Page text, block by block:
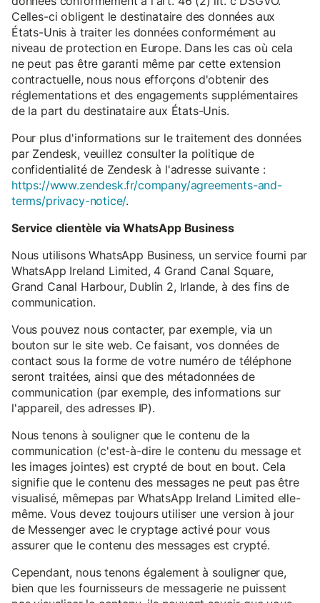
Celles-ci obligent le destinataire des données aux
États-Unis à traiter les données conformément au
niveau de protection en Europe. Dans les cas où cela
ne peut pas être garanti même par cette extension
contractuelle, nous nous efforçons d'obtenir des
réglementations et des engagements supplémentaires
de la part du destinataire aux États-Unis.
Pour plus d'informations sur le traitement des données
par Zendesk, veuillez consulter la politique de
confidentialité de Zendesk à l'adresse suivante :
https://www.zendesk.fr/company/agreements-and-
terms/privacy-notice/.
Service clientèle via WhatsApp Business
Nous utilisons WhatsApp Business, un service fourni par
WhatsApp Ireland Limited, 4 Grand Canal Square,
Grand Canal Harbour, Dublin 2, Irlande, à des fins de
communication.
Vous pouvez nous contacter, par exemple, via un
bouton sur le site web. Ce faisant, vos données de
contact sous la forme de votre numéro de téléphone
seront traitées, ainsi que des métadonnées de
communication (par exemple, des informations sur
l'appareil, des adresses IP).
Nous tenons à souligner que le contenu de la
communication (c'est-à-dire le contenu du message et
les images jointes) est crypté de bout en bout. Cela
signifie que le contenu des messages ne peut pas être
visualisé, mêmepas par WhatsApp Ireland Limited elle-
même. Vous devez toujours utiliser une version à jour
de Messenger avec le cryptage activé pour vous
assurer que le contenu des messages est crypté.
Cependant, nous tenons également à souligner que,
bien que les fournisseurs de messagerie ne puissent